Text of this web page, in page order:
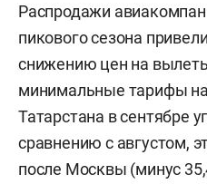
Распродажи
пикового сезона
снижению цен на
минимальные тарифы
Татарстана в сентябре
сравнению с августом,
после Москвы (минус